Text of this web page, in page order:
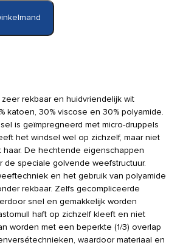
rekbaar en huidvriendelijk wit
katoen, 30% viscose en 30% polyamide.
is geïmpregneerd met micro-druppels
het windsel wel op zichzelf, maar niet
De hechtende eigenschappen
de speciale golvende weefstructuur.
en het gebruik van polyamide
rekbaar. Zelfs gecompliceerde
snel en gemakkelijk worden
haft op zichzelf kleeft en niet
worden met een beperkte (1/3) overlap
waardoor materiaal en